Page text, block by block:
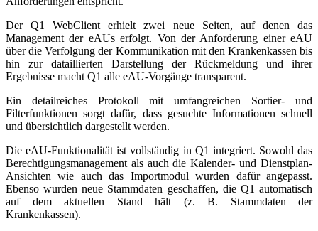
Der Q1 WebClient erhielt zwei neue Seiten, auf denen das
Management der eAUs erfolgt. Von der Anforderung einer eAU
über die Verfolgung der Kommunikation mit den Krankenkassen bis
hin zur dataillierten Darstellung der Rückmeldung und ihrer
Ergebnisse macht Q1 alle eAU-Vorgänge transparent.
Ein detailreiches Protokoll mit umfangreichen Sortier- und
Filterfunktionen sorgt dafür, dass gesuchte Informationen schnell
und übersichtlich dargestellt werden.
Die eAU-Funktionalität ist vollständig in Q1 integriert. Sowohl das
Berechtigungsmanagement als auch die Kalender- und Dienstplan-
Ansichten wie auch das Importmodul wurden dafür angepasst.
Ebenso wurden neue Stammdaten geschaffen, die Q1 automatisch
auf dem aktuellen Stand hält (z. B. Stammdaten der
Krankenkassen).